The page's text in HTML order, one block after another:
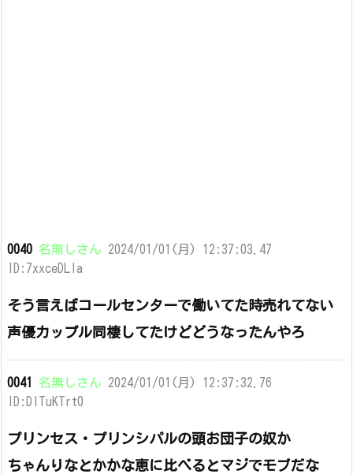
0040 名無しさん 2024/01/01(月) 12:37:03.47
ID:7xxceDLla
そう言えばコールセンターで働いてた時売れてない
声優カップル同棲してたけどどうなったんやろ
0041 名無しさん 2024/01/01(月) 12:37:32.76
ID:DITuKTrt0
プリンセス・プリンシパルの頭お団子の奴か
ちゃんりなとかかな恵に比べるとマジでモブだな